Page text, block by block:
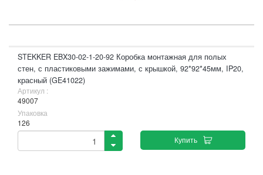
STEKKER EBX30-02-1-20-92 Коробка монтажная для полых
стен, с пластиковыми зажимами, с крышкой, 92*92*45мм, IP20,
красный (GE41022)
Артикул :
49007
Упаковка
126
Купить